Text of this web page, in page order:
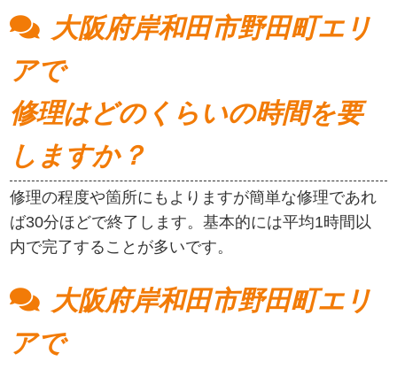
大阪府岸和田市野田町エリ
アで
修理はどのくらいの時間を要
しますか？
修理の程度や箇所にもよりますが簡単な修理であれ
ば30分ほどで終了します。基本的には平均1時間以
内で完了することが多いです。
大阪府岸和田市野田町エリ
アで